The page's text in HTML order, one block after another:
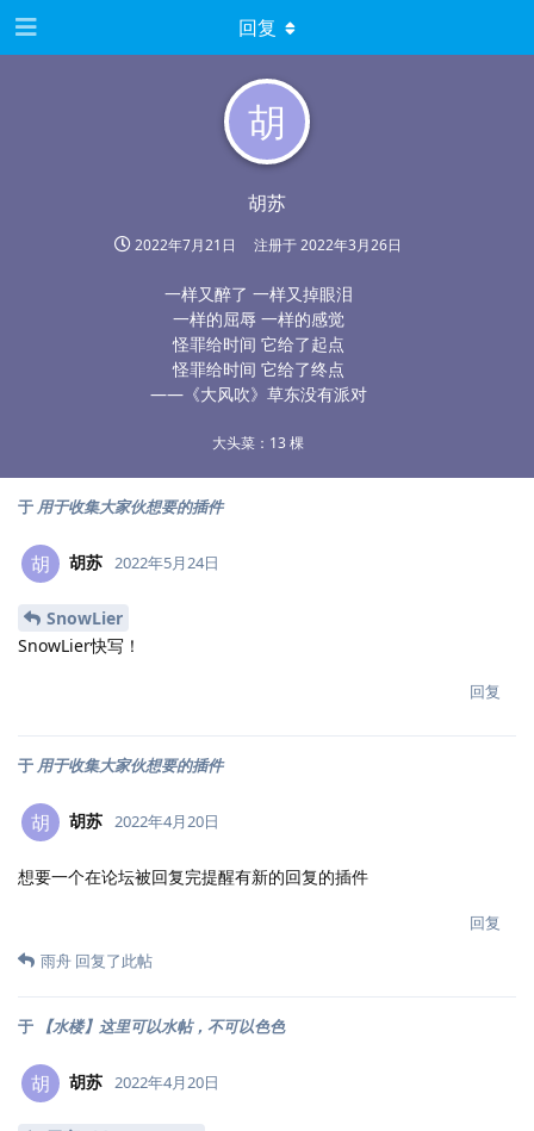
胡
胡苏
2022年7月21日 注册于2022年3月26日
一样又醉了 一样又掉眼泪
一样的屈辱 一样的感觉
怪罪给时间 它给了起点
怪罪给时间 它给了终点
——《大风吹》草东没有派对
大头菜：13 棵
回复
于 用于收集大家伙想要的插件
胡 胡苏 2022年5月24日
SnowLier
SnowLier快写！
回复
于 用于收集大家伙想要的插件
胡 胡苏 2022年4月20日
想要一个在论坛被回复完提醒有新的回复的插件
回复
雨舟 回复了此帖
于 【水楼】这里可以水帖，不可以色色
胡 胡苏 2022年4月20日